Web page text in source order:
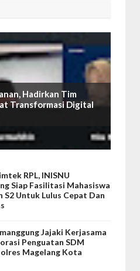
Hadirkan Tim
Transformasi Digital
RPL, INISNU
Siap Fasilitasi Mahasiswa
S2 Untuk Lulus Cepat Dan
Jajaki Kerjasama
Penguatan SDM
Magelang Kota